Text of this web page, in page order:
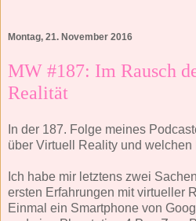
Montag, 21. November 2016
MW #187: Im Rausch
Realität
In der 187. Folge meines
über Virtuell Reality und
Ich habe mir letztens zwei
ersten Erfahrungen mit virtueller
Einmal ein Smartphone von